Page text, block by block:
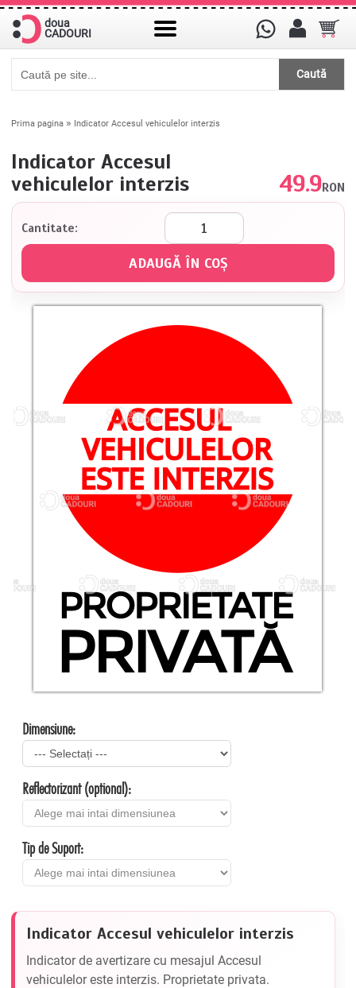
doua
CADOURI
Caută
Prima pagina » Indicator Accesul vehiculelor interzis
Indicator Accesul
vehiculelor interzis
49.9RON
Cantitate:
Dimensiune:
Reflectorizant (optional):
Tip de Suport:
Indicator Accesul vehiculelor interzis
Indicator de avertizare cu mesajul Accesul
vehiculelor este interzis. Proprietate privata.